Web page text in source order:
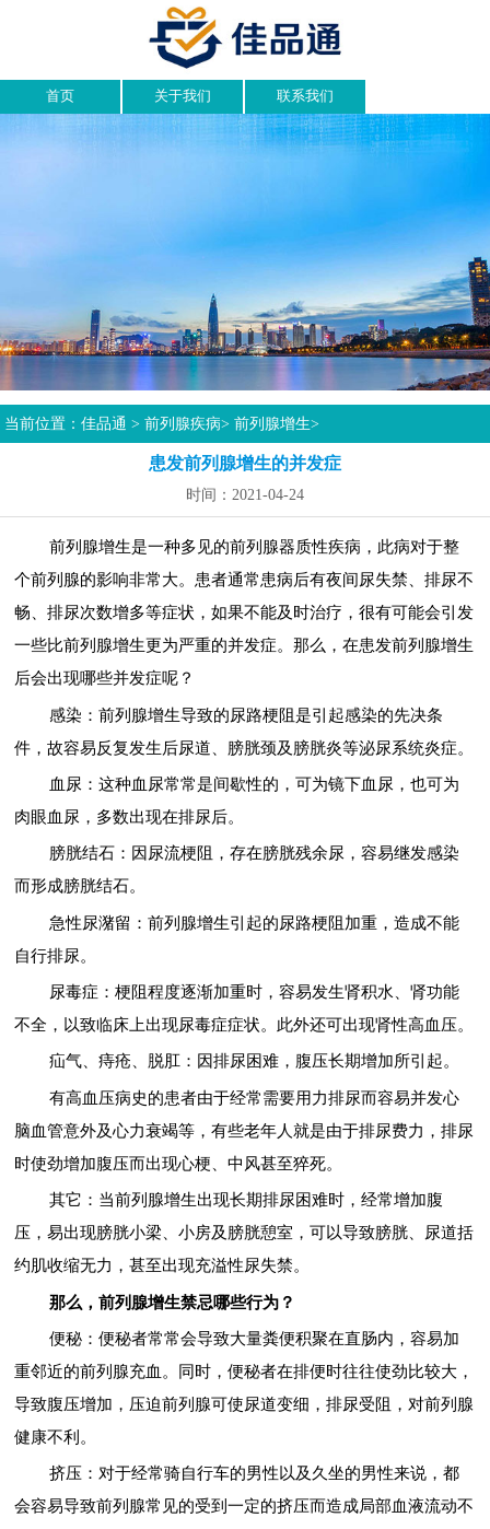
首页 关于我们 联系我们
当前位置：佳品通 >前列腺疾病>前列腺增生>
患发前列腺增生的并发症
时间：2021-04-24
前列腺增生是一种多见的前列腺器质性疾病，此病对于整
个前列腺的影响非常大。患者通常患病后有夜间尿失禁、排尿不
畅、排尿次数增多等症状，如果不能及时治疗，很有可能会引发
一些比前列腺增生更为严重的并发症。那么，在患发前列腺增生
后会出现哪些并发症呢？
感染：前列腺增生导致的尿路梗阻是引起感染的先决条
件，故容易反复发生后尿道、膀胱颈及膀胱炎等泌尿系统炎症。
血尿：这种血尿常常是间歇性的，可为镜下血尿，也可为
肉眼血尿，多数出现在排尿后。
膀胱结石：因尿流梗阻，存在膀胱残余尿，容易继发感染
而形成膀胱结石。
急性尿潴留：前列腺增生引起的尿路梗阻加重，造成不能
自行排尿。
尿毒症：梗阻程度逐渐加重时，容易发生肾积水、肾功能
不全，以致临床上出现尿毒症症状。此外还可出现肾性高血压。
疝气、痔疮、脱肛：因排尿困难，腹压长期增加所引起。
有高血压病史的患者由于经常需要用力排尿而容易并发心
脑血管意外及心力衰竭等，有些老年人就是由于排尿费力，排尿
时使劲增加腹压而出现心梗、中风甚至猝死。
其它：当前列腺增生出现长期排尿困难时，经常增加腹
压，易出现膀胱小梁、小房及膀胱憩室，可以导致膀胱、尿道括
约肌收缩无力，甚至出现充溢性尿失禁。
那么，前列腺增生禁忌哪些行为？
便秘：便秘者常常会导致大量粪便积聚在直肠内，容易加
重邻近的前列腺充血。同时，便秘者在排便时往往使劲比较大，
导致腹压增加，压迫前列腺可使尿道变细，排尿受阻，对前列腺
健康不利。
挤压：对于经常骑自行车的男性以及久坐的男性来说，都
会容易导致前列腺常见的受到一定的挤压而造成局部血液流动不